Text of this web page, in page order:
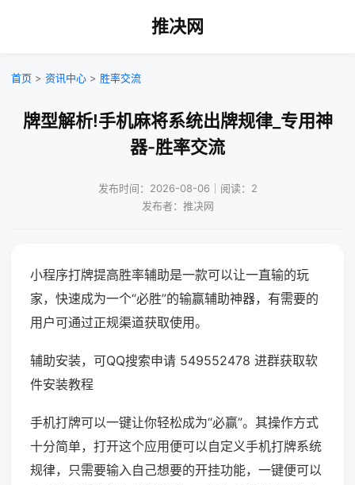
推决网
首页 > 资讯中心 > 胜率交流
牌型解析!手机麻将系统出牌规律_专用神
器-胜率交流
发布时间：2026-08-06｜阅读：2
发布者：推决网
小程序打牌提高胜率辅助是一款可以让一直输的玩
家，快速成为一个“必胜”的输赢辅助神器，有需要的
用户可通过正规渠道获取使用。
辅助安装，可QQ搜索申请 549552478 进群获取软
件安装教程
手机打牌可以一键让你轻松成为“必赢”。其操作方式
十分简单，打开这个应用便可以自定义手机打牌系统
规律，只需要输入自己想要的开挂功能，一键便可以